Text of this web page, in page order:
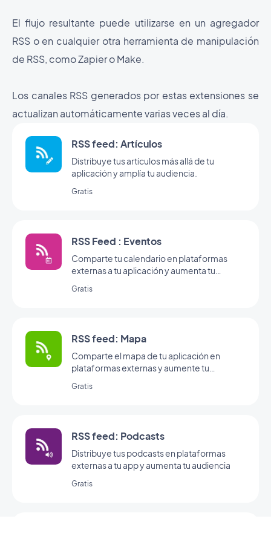
El flujo resultante puede utilizarse en un agregador
RSS o en cualquier otra herramienta de manipulación
de RSS, como Zapier o Make.
Los canales RSS generados por estas extensiones se
actualizan automáticamente varias veces al día.
RSS feed: Artículos
Distribuye tus artículos más allá de tu
aplicación y amplía tu audiencia.
Gratis
RSS Feed : Eventos
Comparte tu calendario en plataformas
externas a tu aplicación y aumenta tu
Gratis
RSS feed: Mapa
Comparte el mapa de tu aplicación en
plataformas externas y aumente tu
Gratis
RSS feed: Podcasts
Distribuye tus podcasts en plataformas
externas a tu app y aumenta tu audiencia
Gratis